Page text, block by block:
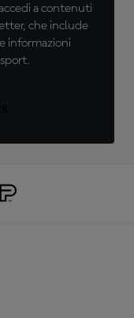
a contenuti
che include
informazioni